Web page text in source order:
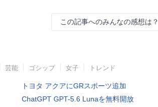
この記事へのみんなの感想は？
芸能 ゴシップ 女子 トレンド
トヨタ アクアにGRスポーツ追加
ChatGPT GPT-5.6 Lunaを無料開放